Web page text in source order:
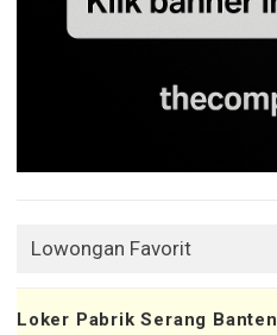
Lowongan Favorit
Loker Pabrik Serang Banten